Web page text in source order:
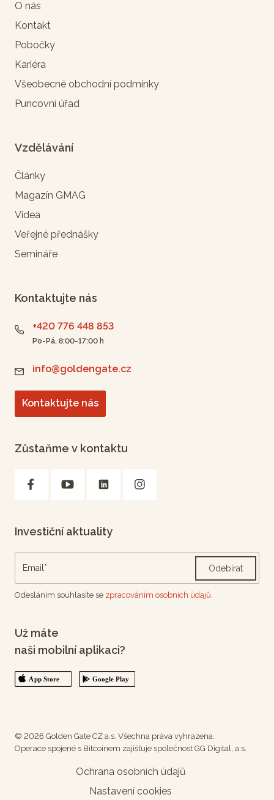
O nás
Kontakt
Pobočky
Kariéra
Všeobecné obchodní podmínky
Puncovní úřad
Vzdělávání
Články
Magazín GMAG
Videa
Veřejné přednášky
Semináře
Kontaktujte nás
+420 776 448 853
Po-Pá, 8:00-17:00 h
info@goldengate.cz
Kontaktujte nás
Zůstaňme v kontaktu
Investiční aktuality
Odebírat
Odesláním souhlasíte se zpracováním osobních údajů.
Už máte
naši mobilní aplikaci?
© 2026 Golden Gate CZ a.s. Všechna práva vyhrazena.
Operace spojené s Bitcoinem zajišťuje společnost GG Digital, a.s.
Ochrana osobních údajů
Nastavení cookies